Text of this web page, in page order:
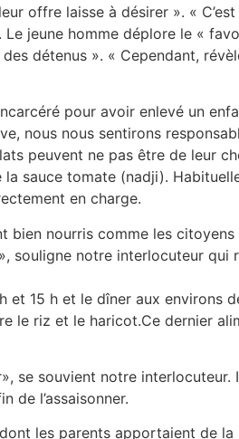
offre laisse à désirer ». «
jeune homme déplore le «
détenus ». « Cependant,
pour avoir enlevé un
nous nous sentirons
peuvent ne pas être de leur
sauce tomate (nadji).
en charge.
bien nourris comme les
souligne notre interlocuteur
15 h et le dîner aux environs
le riz et le haricot.Ce dernier
se souvient notre
de l’assaisonner.
les parents apportaient de